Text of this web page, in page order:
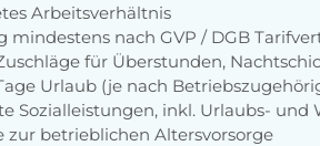
Arbeitsverhältnis
mindestens nach GVP / DGB
für Überstunden,
Urlaub (je nach
Sozialleistungen, inkl. Urlaubs- und
zur betrieblichen Altersvorsorge